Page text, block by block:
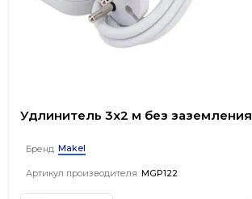
Удлинитель 3x2 м без заземления
Бренд Makel
Артикул производителя MGP122